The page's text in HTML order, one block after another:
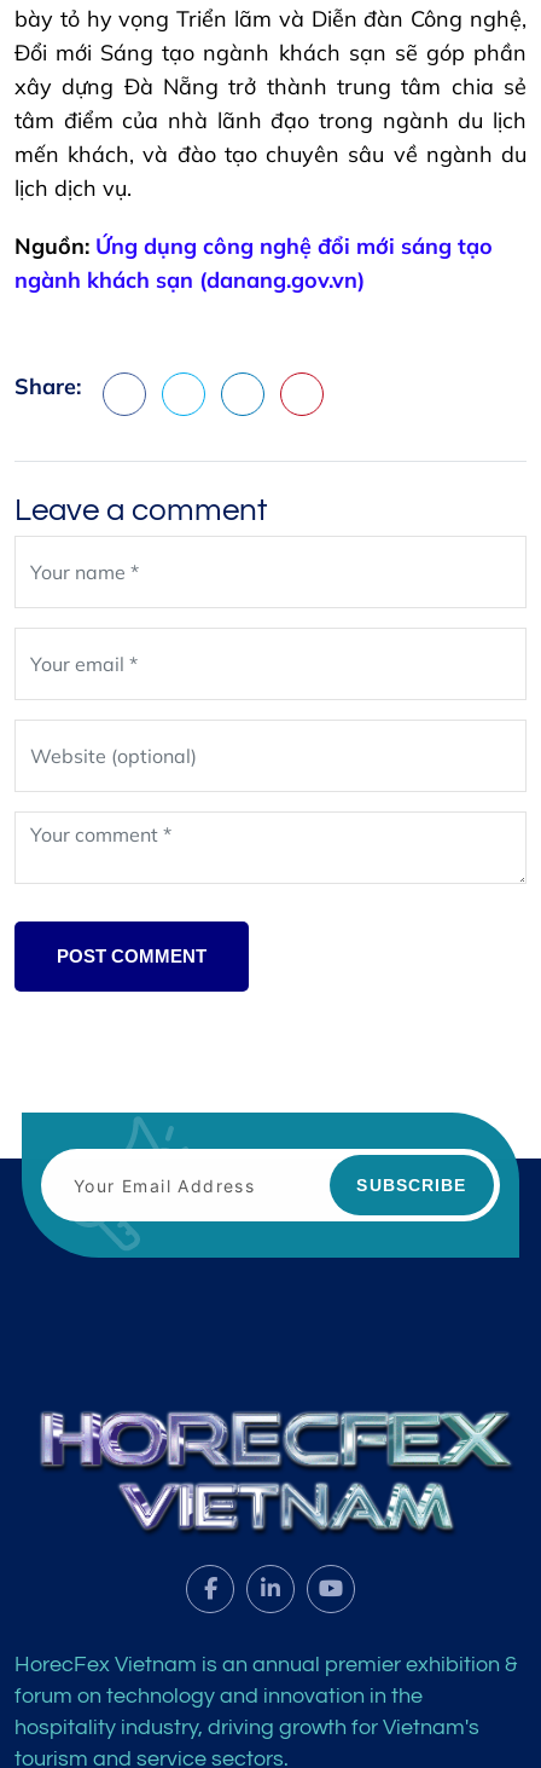
bày tỏ hy vọng Triển lãm và Diễn đàn Công nghệ,
Đổi mới Sáng tạo ngành khách sạn sẽ góp phần
xây dựng Đà Nẵng trở thành trung tâm chia sẻ
tâm điểm của nhà lãnh đạo trong ngành du lịch
mến khách, và đào tạo chuyên sâu về ngành du
lịch dịch vụ.
Nguồn: Ứng dụng công nghệ đổi mới sáng tạo
ngành khách sạn (danang.gov.vn)
Share:
Facebook
X LinkedInPinterest
Leave a comment
blank
POST COMMENT
SUBSCRIBE
HorecFex Vietnam is an annual premier exhibition &
forum on technology and innovation in the
hospitality industry, driving growth for Vietnam's
tourism and service sectors.